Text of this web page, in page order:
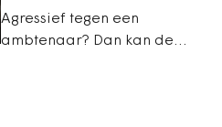
Agressief tegen een
ambtenaar? Dan kan de